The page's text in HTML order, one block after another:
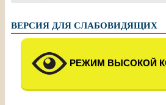
ВЕРСИЯ ДЛЯ СЛАБОВИДЯЩИХ
РЕЖИМ ВЫСОКОЙ